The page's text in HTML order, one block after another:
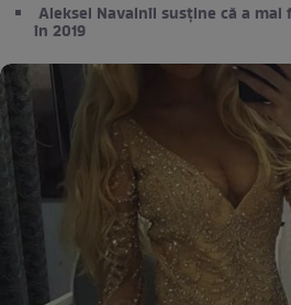
Aleksei Navalnîi susține că a
în 2019